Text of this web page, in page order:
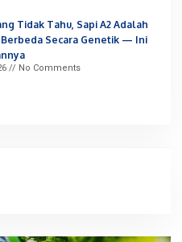
Tidak Tahu, Sapi A2 Adalah
Berbeda Secara Genetik — Ini
No Comments